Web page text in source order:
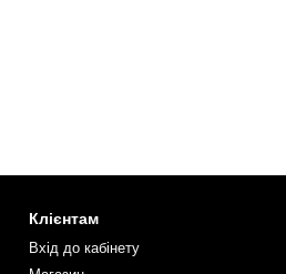
Клієнтам
Вхід до кабінету